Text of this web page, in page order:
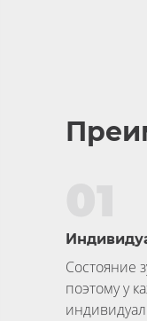
Состояние
поэтому у